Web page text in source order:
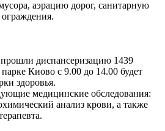
аэрацию дорог, санитарную
ограждения.
диспансеризацию 1439
Киово с 9.00 до 14.00 будет
здоровья.
медицинские обследования:
анализ крови, а также